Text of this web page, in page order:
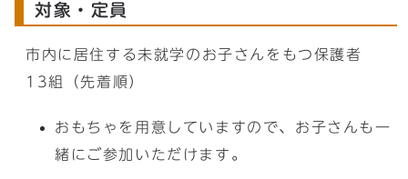
対象・定員
市内に居住する未就学のお子さんをもつ保護者
13組（先着順）
おもちゃを用意していますので、お子さんも一
緒にご参加いただけます。